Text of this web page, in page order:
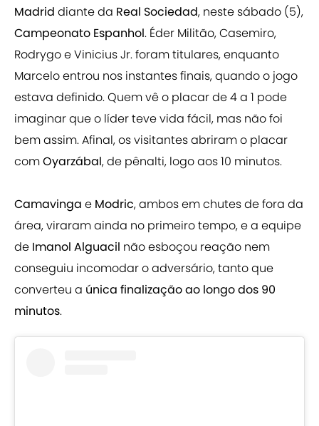
Madrid diante da Real Sociedad, neste sábado (5),
Campeonato Espanhol. Éder Militão, Casemiro,
Rodrygo e Vinicius Jr. foram titulares, enquanto
Marcelo entrou nos instantes finais, quando o jogo
estava definido. Quem vê o placar de 4 a 1 pode
imaginar que o líder teve vida fácil, mas não foi
bem assim. Afinal, os visitantes abriram o placar
comOyarzábal, de pênalti, logo aos 10 minutos.
Camavinga e Modric, ambos em chutes de fora da
área, viraram ainda no primeiro tempo, e a equipe
de Imanol Alguacil não esboçou reação nem
conseguiu incomodar o adversário, tanto que
converteu a única finalização ao longo dos 90
minutos.